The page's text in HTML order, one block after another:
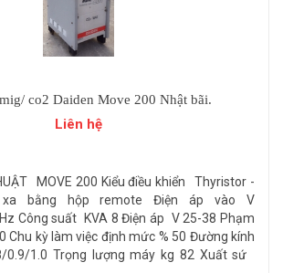
co2 Daiden Move 200 Nhật bãi.
Liên hệ
MOVE 200 Kiểu điều khiển Thyristor -
bằng hộp remote Điện áp vào V
Công suất KVA 8 Điện áp V 25-38 Phạm
Chu kỳ làm việc định mức % 50 Đường kính
0.9/1.0 Trọng lượng máy kg 82 Xuất sứ